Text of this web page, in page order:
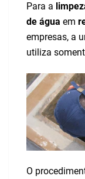
Para a
de água em
empresas, a
utiliza
O